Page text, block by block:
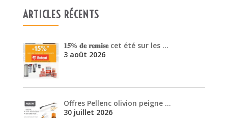
ARTICLES RÉCENTS
𝟏𝟓% 𝐝𝐞 𝐫𝐞𝐦𝐢𝐬𝐞 cet été sur les …
3 août 2026
Offres Pellenc olivion peigne …
30 juillet 2026